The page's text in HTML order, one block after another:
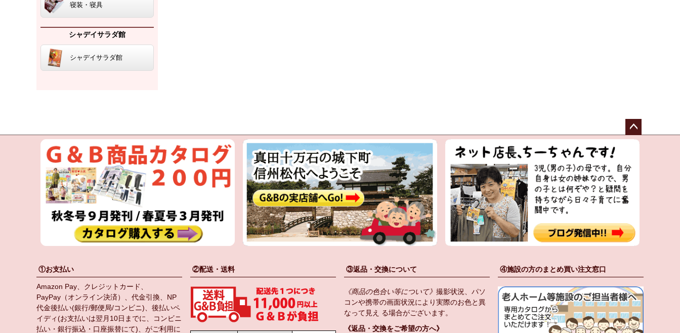
寝装・寝具
シャデイサラダ館
シャデイサラダ館
ペー
へ
①お支払い
Amazon Pay、クレジットカード、
PayPay（オンライン決済）、代金引換、NP
代金後払い(銀行/郵便局/コンビニ)、後払いペ
イディ(お支払いは翌月10日までに、コンビニ
払い・銀行振込・口座振替にて)、がご利用に
②配送・送料 ③返品・交換について
《商品の色合い等について》 撮影状況、パソ
コンや携帯の画面状況により実際のお色と異
なって見え る場合がございます。
《返品・交換をご希望の方へ》
④施設の方のまとめ買い注文窓口